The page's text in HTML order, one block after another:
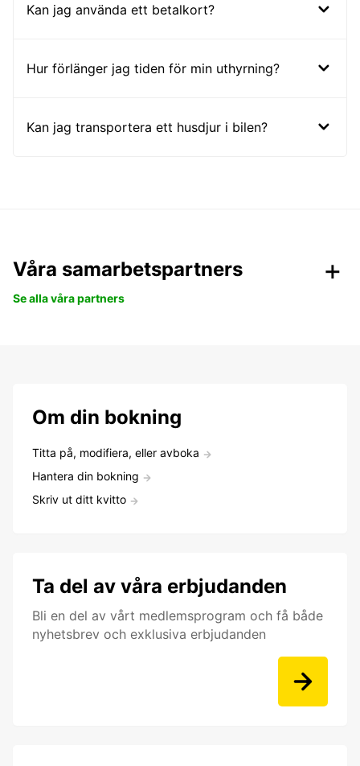
Kan jag använda ett betalkort?
Hur förlänger jag tiden för min uthyrning?
Kan jag transportera ett husdjur i bilen?
Våra samarbetspartners
Se alla våra partners
Om din bokning
Titta på, modifiera, eller avboka
Hantera din bokning
Skriv ut ditt kvitto
Ta del av våra erbjudanden
Bli en del av vårt medlemsprogram och få både
nyhetsbrev och exklusiva erbjudanden